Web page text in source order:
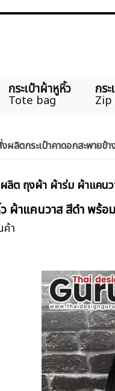
กระเป๋าผ้าหูหิ้ว
Tote bag
กร
Zip
ผลิตกระเป๋าคาดอกสะพาย
ผลิต ถุงผ้า ผ้าร่ม ผ้าแคน
ผ้าแคนวาส สีดำ พร้
า